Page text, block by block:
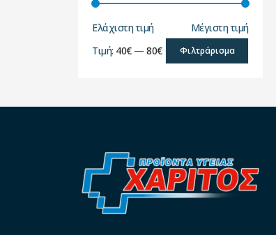
Ελάχιστη τιμή Μέγιστη τιμή
Φιλτράρισμα
Τιμή: 40€—80€